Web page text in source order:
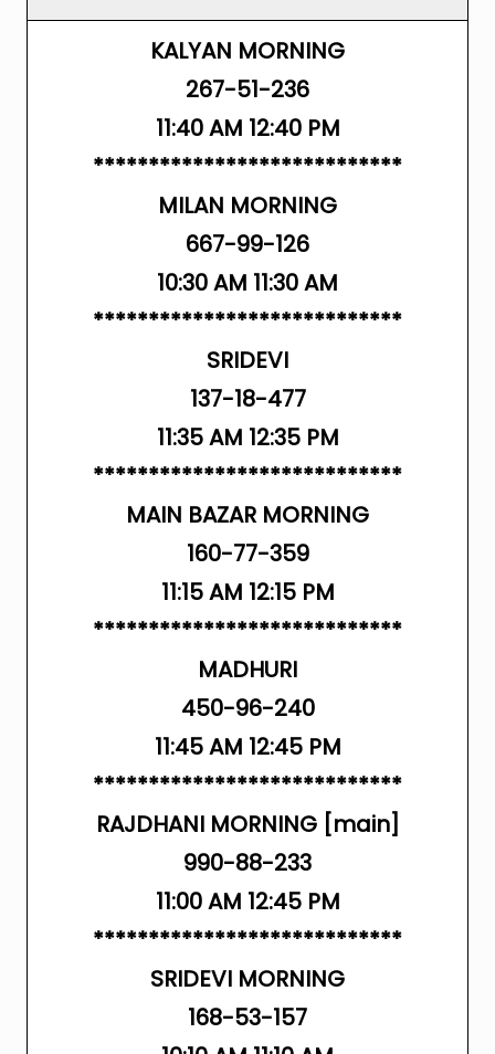
KALYAN MORNING
267-51-236
11:40 AM 12:40 PM
****************************
MILAN MORNING
667-99-126
10:30 AM 11:30 AM
****************************
SRIDEVI
137-18-477
11:35 AM 12:35 PM
****************************
MAIN BAZAR MORNING
160-77-359
11:15 AM 12:15 PM
****************************
MADHURI
450-96-240
11:45 AM 12:45 PM
****************************
RAJDHANI MORNING [main]
990-88-233
11:00 AM 12:45 PM
****************************
SRIDEVI MORNING
168-53-157